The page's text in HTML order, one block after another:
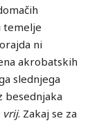
temelje
ni
akrobatskih
slednjega
besednjaka
vrij. Zakaj se za